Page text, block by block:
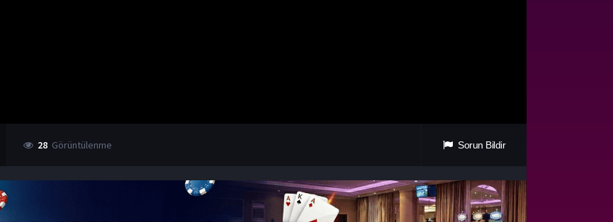
28 Görüntülenme Sorun Bildir